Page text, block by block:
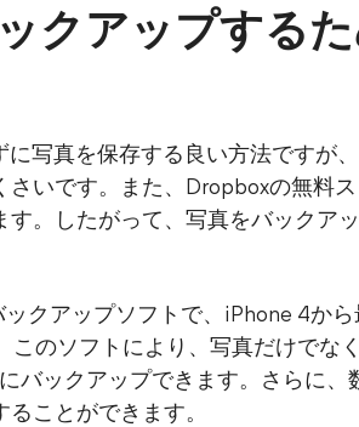
クアップする
写真を保存する良い方法ですが
いです。また、Dropboxの無料
。したがって、写真をバックア
クアップソフトで、iPhone 4か
このソフトにより、写真だけでな
バックアップできます。さらに
ことができます。